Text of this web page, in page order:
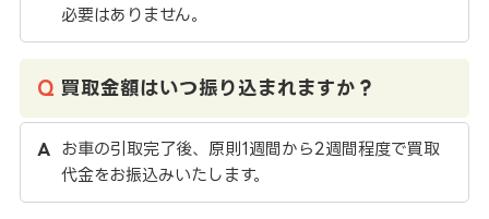
必要はありません。
買取金額はいつ振り込まれますか？
お車の引取完了後、原則1週間から2週間程度で買取
代金をお振込みいたします。